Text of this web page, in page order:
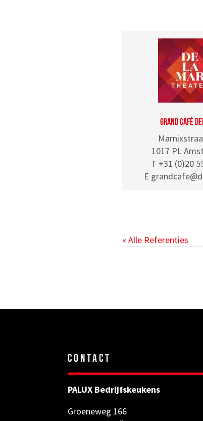
GRAND CAFÉ
1017 PL
T +31 (0)20
E
« Alle Referenties
CONTACT
PALUX Bedrijfskeukens
Groeneweg 166